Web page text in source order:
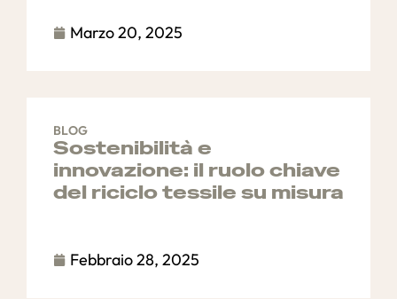
Marzo 20, 2025
BLOG
Sostenibilità e
innovazione: il ruolo chiave
del riciclo tessile su misura
Febbraio 28, 2025